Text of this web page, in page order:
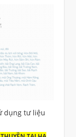
dụng tư liệu